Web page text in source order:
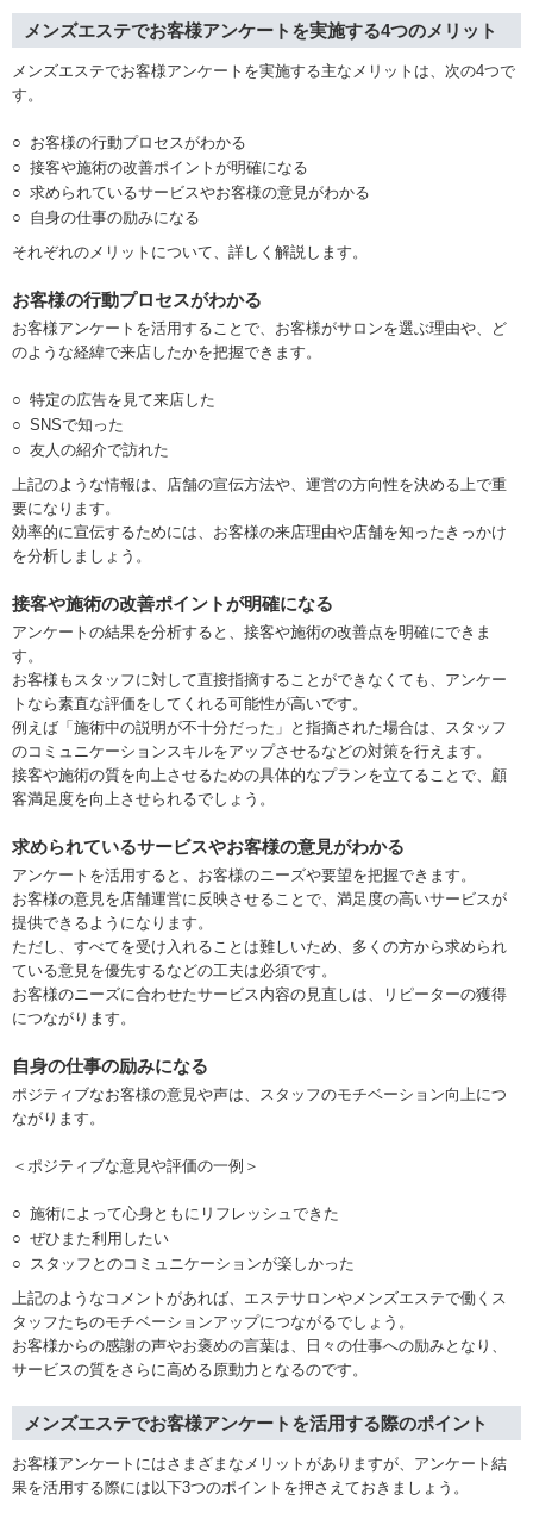
メンズエステでお客様アンケートを実施する4つのメリット
メンズエステでお客様アンケートを実施する主なメリットは、次の4つで
す。
お客様の行動プロセスがわかる
接客や施術の改善ポイントが明確になる
求められているサービスやお客様の意見がわかる
自身の仕事の励みになる
それぞれのメリットについて、詳しく解説します。
お客様の行動プロセスがわかる
お客様アンケートを活用することで、お客様がサロンを選ぶ理由や、ど
のような経緯で来店したかを把握できます。
特定の広告を見て来店した
SNSで知った
友人の紹介で訪れた
上記のような情報は、店舗の宣伝方法や、運営の方向性を決める上で重
要になります。
効率的に宣伝するためには、お客様の来店理由や店舗を知ったきっかけ
を分析しましょう。
接客や施術の改善ポイントが明確になる
アンケートの結果を分析すると、接客や施術の改善点を明確にできま
す。
お客様もスタッフに対して直接指摘することができなくても、アンケー
トなら素直な評価をしてくれる可能性が高いです。
例えば「施術中の説明が不十分だった」と指摘された場合は、スタッフ
のコミュニケーションスキルをアップさせるなどの対策を行えます。
接客や施術の質を向上させるための具体的なプランを立てることで、顧
客満足度を向上させられるでしょう。
求められているサービスやお客様の意見がわかる
アンケートを活用すると、お客様のニーズや要望を把握できます。
お客様の意見を店舗運営に反映させることで、満足度の高いサービスが
提供できるようになります。
ただし、すべてを受け入れることは難しいため、多くの方から求められ
ている意見を優先するなどの工夫は必須です。
お客様のニーズに合わせたサービス内容の見直しは、リピーターの獲得
につながります。
自身の仕事の励みになる
ポジティブなお客様の意見や声は、スタッフのモチベーション向上につ
ながります。
＜ポジティブな意見や評価の一例＞
施術によって心身ともにリフレッシュできた
ぜひまた利用したい
スタッフとのコミュニケーションが楽しかった
上記のようなコメントがあれば、エステサロンやメンズエステで働くス
タッフたちのモチベーションアップにつながるでしょう。
お客様からの感謝の声やお褒めの言葉は、日々の仕事への励みとなり、
サービスの質をさらに高める原動力となるのです。
メンズエステでお客様アンケートを活用する際のポイント
お客様アンケートにはさまざまなメリットがありますが、アンケート結
果を活用する際には以下3つのポイントを押さえておきましょう。